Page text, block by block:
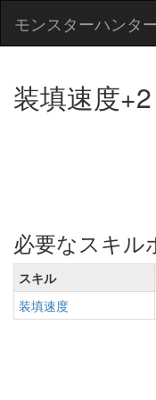
モンスターハンタ
装填速度+2
必要なスキル
スキル
装填速度